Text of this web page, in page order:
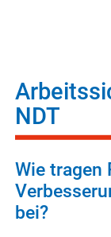
NDT
Wie tragen
bei?